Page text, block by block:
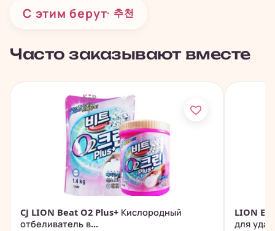
С этим берут· 추천
Часто заказывают вместе
CJ LION Beat O2 Plus+ Кислородный
отбеливатель в...
LION
для